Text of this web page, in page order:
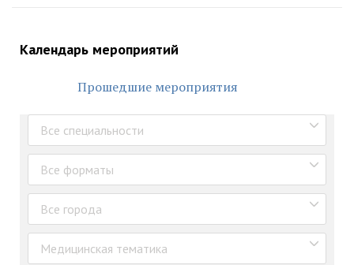
Календарь мероприятий
Прошедшие мероприятия
Все специальности
Все форматы
Все города
Медицинская тематика